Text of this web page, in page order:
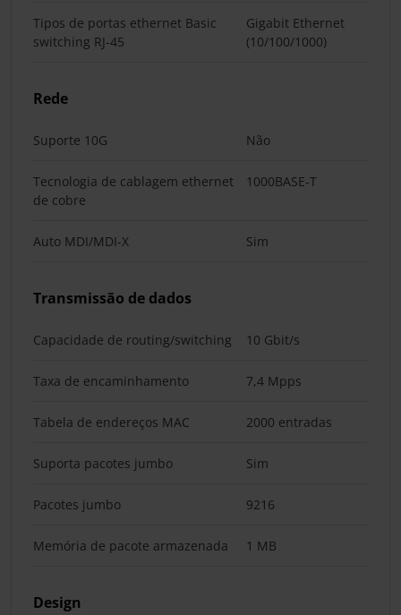
Tipos de portas ethernet Basic
switching RJ-45
Gigabit Ethernet
(10/100/1000)
Rede
Suporte 10G Não
Tecnologia de cablagem ethernet
de cobre
1000BASE-T
Auto MDI/MDI-X Sim
Transmissão de dados
Capacidade de routing/switching 10 Gbit/s
Taxa de encaminhamento 7,4 Mpps
Tabela de endereços MAC 2000 entradas
Suporta pacotes jumbo Sim
Pacotes jumbo 9216
Memória de pacote armazenada 1 MB
Design